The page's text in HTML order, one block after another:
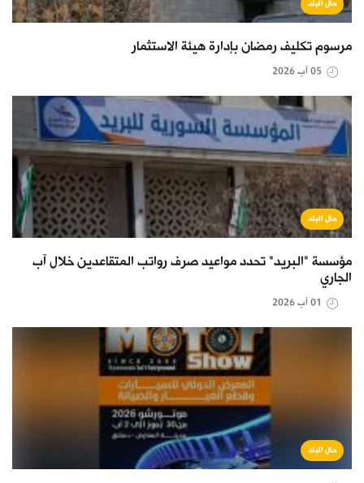
حال البلد
مرسوم تكليف رمضان بإدارة هيئة الاستثمار
حال البلد
مؤسسة "البريد" تحدد مواعيد صرف رواتب المتقاعدين خلال آب
الجاري
حال البلد